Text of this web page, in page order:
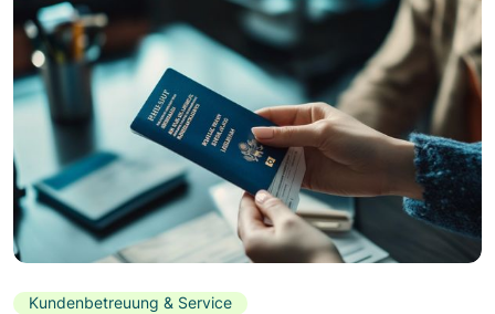
Kundenbetreuung & Service